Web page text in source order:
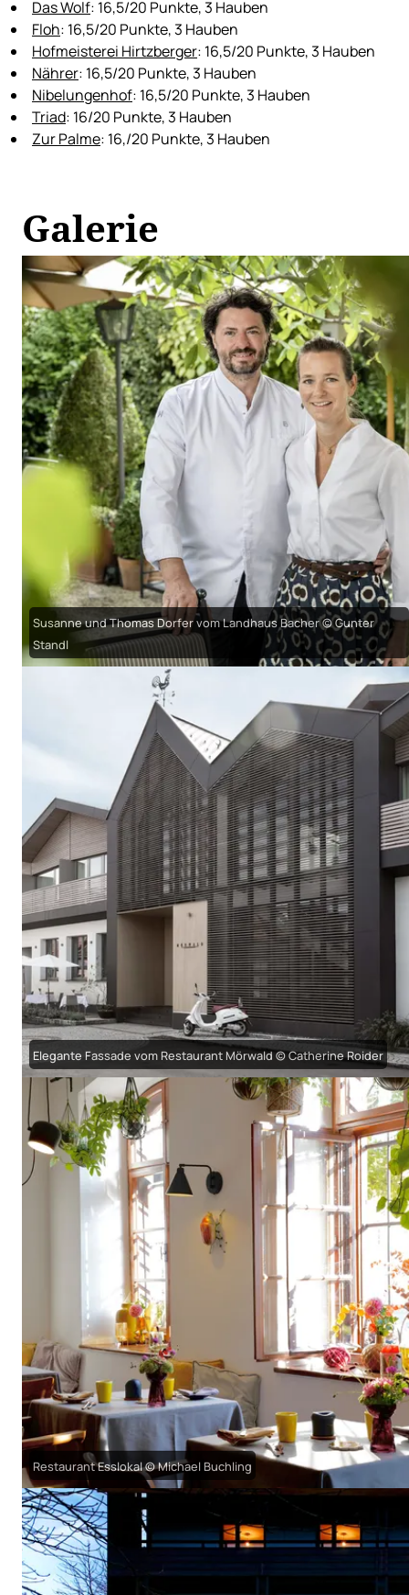
Das Wolf: 16,5/20 Punkte, 3 Hauben
Floh: 16,5/20 Punkte, 3 Hauben
Hofmeisterei Hirtzberger: 16,5/20 Punkte, 3 Hauben
Nährer: 16,5/20 Punkte, 3 Hauben
Nibelungenhof: 16,5/20 Punkte, 3 Hauben
Triad: 16/20 Punkte, 3 Hauben
Zur Palme: 16,/20 Punkte, 3 Hauben
Galerie
Susanne und Thomas Dorfer vom Landhaus Bacher © Gunter
Standl
Elegante Fassade vom Restaurant Mörwald © Catherine Roider
Restaurant Esslokal © Michael Buchling